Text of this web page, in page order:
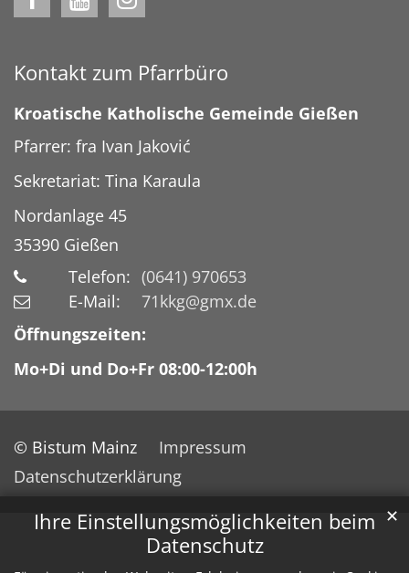
Ihre Einstellungsmöglichkeiten beim
Datenschutz
✕
Kontakt zum Pfarrbüro
Kroatische Katholische Gemeinde Gießen
Pfarrer: fra Ivan Jaković
Sekretariat: Tina Karaula
Nordanlage 45
35390 Gießen
Telefon: (0641) 970653
E-Mail:
71kkg@gmx.de
Öffnungszeiten:
Mo+Di und Do+Fr 08:00-12:00h
© Bistum Mainz
Impressum
Datenschutzerklärung